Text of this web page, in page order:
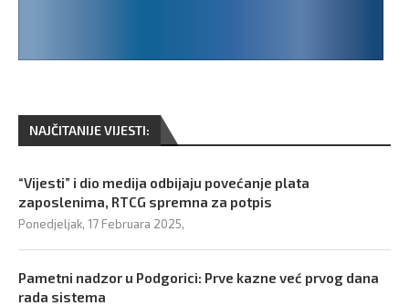
NAJČITANIJE VIJESTI:
“Vijesti” i dio medija odbijaju povećanje plata
zaposlenima, RTCG spremna za potpis
Ponedjeljak, 17 Februara 2025,
Pametni nadzor u Podgorici: Prve kazne već prvog dana
rada sistema